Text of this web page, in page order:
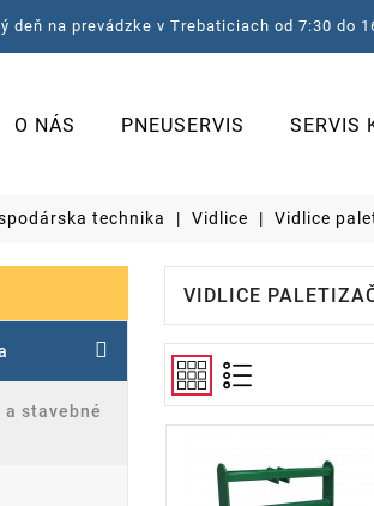
deň na prevádzke v Trebaticiach od 7:30 do
O NÁS PNEUSERVIS SERVIS
technika Vidlice Vidlice
stavebné
VIDLICE